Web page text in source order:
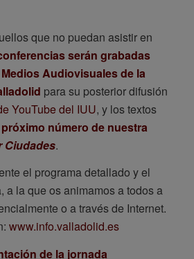
que no puedan asistir en
serán grabadas
Audiovisuales de la
para su posterior difusión
YouTube del IUU, y los textos
próximo número de nuestra
Ciudades.
el programa detallado y el
a la que os animamos a todos a
o a través de Internet.
www.info.valladolid.es
de la jornada